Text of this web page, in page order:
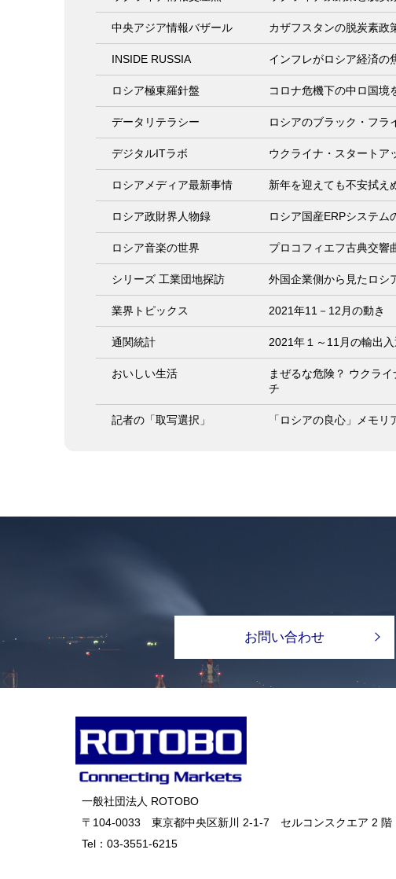
中央アジア情報バザール カザフスタンの脱炭素政
INSIDE RUSSIA インフレがロシア経済の
ロシア極東羅針盤 コロナ危機下の中ロ国境
データリテラシー ロシアのブラック・フラ
デジタルITラボ ウクライナ・スタートア
ロシアメディア最新事情 新年を迎えても不安拭え
ロシア政財界人物録 ロシア国産ERPシステム
ロシア音楽の世界 プロコフィエフ古典交響
シリーズ 工業団地探訪 外国企業側から見たロシ
業界トピックス 2021年11－12月の動き
通関統計 2021年１～11月の輸出
おいしい生活
まぜるな危険？ ウクラ
チ
記者の「取写選択」 「ロシアの良心」メモリ
お問い合わせ
一般社団法人 ROTOBO
〒104-0033 東京都中央区新川 2-1-7 セルコンスクエア 2 階
Tel： 03-3551-6215